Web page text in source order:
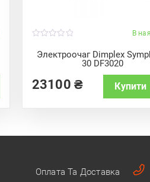
В
Электроочаг Dimplex
30 DF3020
f
5
23100 ₴ Купити
Оплата Та Доставка